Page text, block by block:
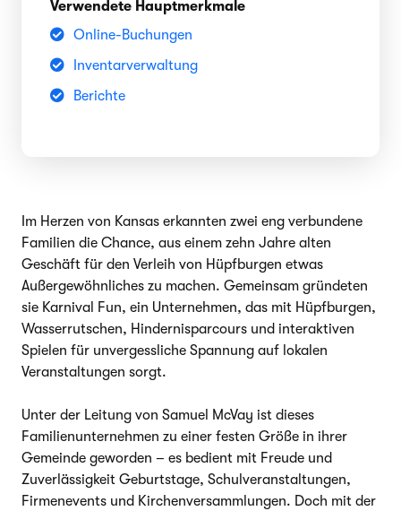
Verwendete Hauptmerkmale
Online-Buchungen
Inventarverwaltung
Berichte
Im Herzen von Kansas erkannten zwei eng verbundene
Familien die Chance, aus einem zehn Jahre alten
Geschäft für den Verleih von Hüpfburgen etwas
Außergewöhnliches zu machen. Gemeinsam gründeten
sie Karnival Fun, ein Unternehmen, das mit Hüpfburgen,
Wasserrutschen, Hindernisparcours und interaktiven
Spielen für unvergessliche Spannung auf lokalen
Veranstaltungen sorgt.
Unter der Leitung von Samuel McVay ist dieses
Familienunternehmen zu einer festen Größe in ihrer
Gemeinde geworden – es bedient mit Freude und
Zuverlässigkeit Geburtstage, Schulveranstaltungen,
Firmenevents und Kirchenversammlungen. Doch mit der